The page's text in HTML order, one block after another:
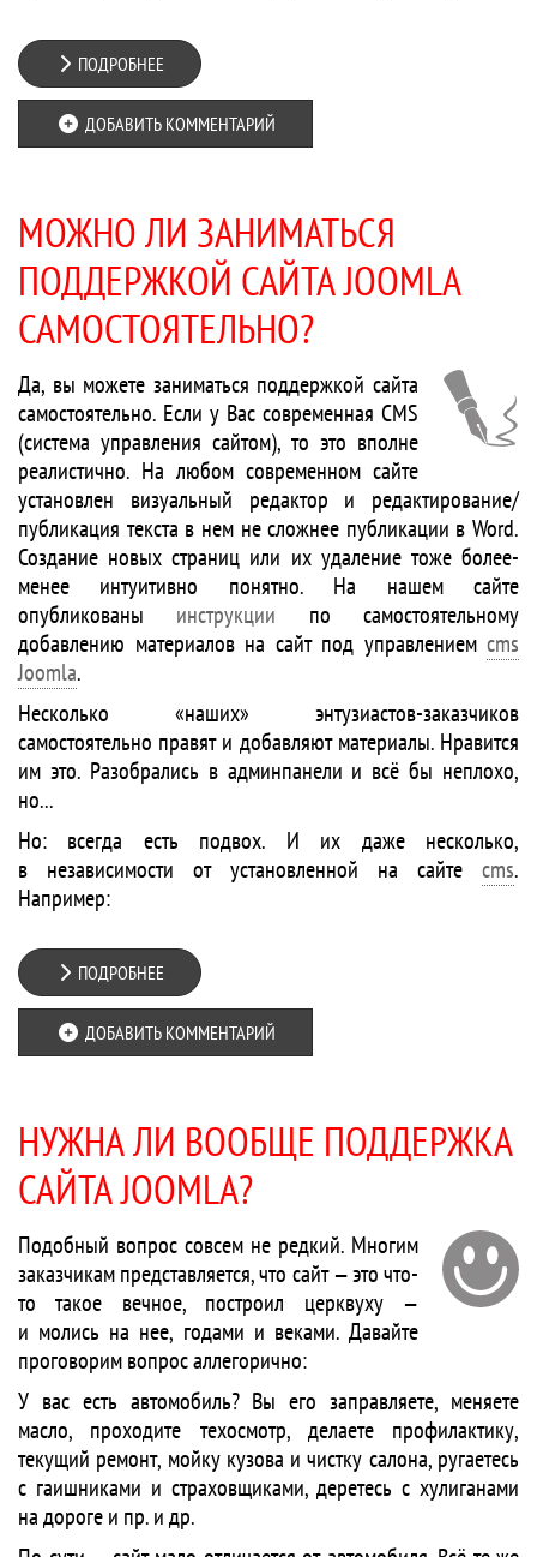
ПОДРОБНЕЕ
ДОБАВИТЬ КОММЕНТАРИЙ
МОЖНО ЛИ ЗАНИМАТЬСЯ
ПОДДЕРЖКОЙ САЙТА JOOMLA
САМОСТОЯТЕЛЬНО?
Да, вы можете заниматься поддержкой сайта
самостоятельно. Если у Вас современная CMS
(система управления сайтом), то это вполне
реалистично. На любом современном сайте
установлен визуальный редактор и редактирование/
публикация текста в нем не сложнее публикации в Word.
Создание новых страниц или их удаление тоже более-
менее интуитивно понятно. На нашем сайте
опубликованы инструкции по самостоятельному
добавлению материалов на сайт под управлением cms
Joomla.
Несколько «наших» энтузиастов-заказчиков
самостоятельно правят и добавляют материалы. Нравится
им это. Разобрались в админпанели и всё бы неплохо,
но...
Но: всегда есть подвох. И их даже несколько,
в независимости от установленной на сайте cms.
Например:
ПОДРОБНЕЕ
ДОБАВИТЬ КОММЕНТАРИЙ
НУЖНА ЛИ ВООБЩЕ ПОДДЕРЖКА
САЙТА JOOMLA?
Подобный вопрос совсем не редкий. Многим
заказчикам представляется, что сайт — это что-
то такое вечное, построил церквуху —
и молись на нее, годами и веками. Давайте
проговорим вопрос аллегорично:
У вас есть автомобиль? Вы его заправляете, меняете
масло, проходите техосмотр, делаете профилактику,
текущий ремонт, мойку кузова и чистку салона, ругаетесь
с гаишниками и страховщиками, деретесь с хулиганами
на дороге и пр. и др.